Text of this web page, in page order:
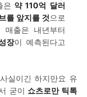
은 약 110억 달러
를 앞지를 것으로
출은 내년부터
장이 예측된다고
실이긴 하지만요 유
굳이 쇼츠로만 틱톡